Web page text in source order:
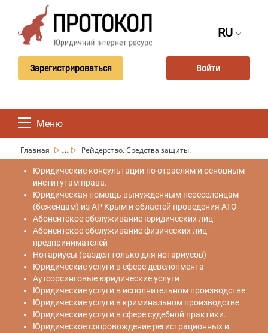
RU
Зарегистрироваться Войти
Меню
Главная ... Рейдерство. Средства защиты.
Юридические консультации по отраслям и основным
институтам права.
Юридическая помощь вынужденным переселенцам
(беженцам) из АР Крым и областей проведения АТО
Абонентское обслуживание юридических лиц
Абонентское обслуживание физических лиц -
предпринимателей
Нотариусы (раздел только для нотариусов)
Юридические услуги в сфере девелопмента
Аутсорсинговые юридические услуги
Юридические услуги в исполнительном производстве
Юридические услуги в криминальном производстве
Юридические услуги в сфере судебной практики.
Юридическое сопровождение регистрационных и